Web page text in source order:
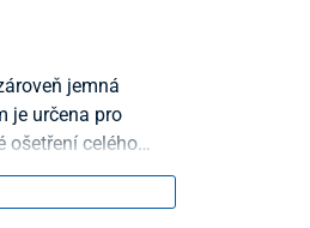
jemná
je určena pro
ošetření celého
naprogramována